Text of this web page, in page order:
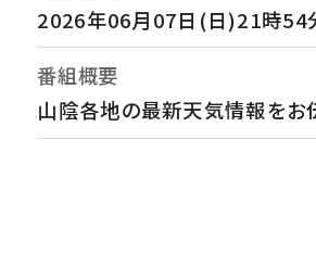
2026年06月07日(日)21時54
番組概要
山陰各地の最新天気情報をお